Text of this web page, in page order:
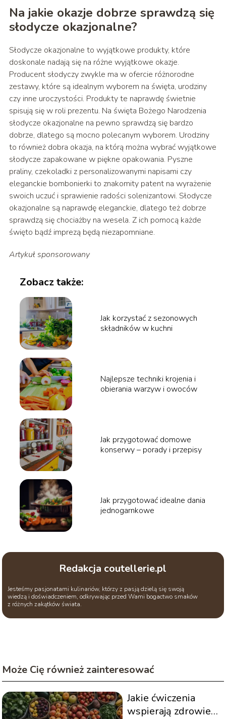
Na jakie okazje dobrze sprawdzą się
słodycze okazjonalne?
Słodycze okazjonalne to wyjątkowe produkty, które
doskonale nadają się na różne wyjątkowe okazje.
Producent słodyczy zwykle ma w ofercie różnorodne
zestawy, które są idealnym wyborem na święta, urodziny
czy inne uroczystości. Produkty te naprawdę świetnie
spisują się w roli prezentu. Na święta Bożego Narodzenia
słodycze okazjonalne na pewno sprawdzą się bardzo
dobrze, dlatego są mocno polecanym wyborem. Urodziny
to również dobra okazja, na którą można wybrać wyjątkowe
słodycze zapakowane w piękne opakowania. Pyszne
praliny, czekoladki z personalizowanymi napisami czy
eleganckie bombonierki to znakomity patent na wyrażenie
swoich uczuć i sprawienie radości solenizantowi. Słodycze
okazjonalne są naprawdę eleganckie, dlatego też dobrze
sprawdzą się chociażby na wesela. Z ich pomocą każde
święto bądź imprezą będą niezapomniane.
Artykuł sponsorowany
Zobacz także:
Jak korzystać z sezonowych
składników w kuchni
Najlepsze techniki krojenia i
obierania warzyw i owoców
Jak przygotować domowe
konserwy – porady i przepisy
Jak przygotować idealne dania
jednogarnkowe
Redakcja coutellerie.pl
Jesteśmy pasjonatami kulinariów, którzy z pasją dzielą się swoją
wiedzą i doświadczeniem, odkrywając przed Wami bogactwo smaków
z różnych zakątków świata.
Może Cię również zainteresować
Jakie ćwiczenia
wspierają zdrowie